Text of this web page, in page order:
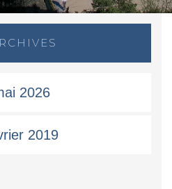
2026
2019